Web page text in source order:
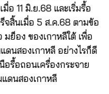
อ 11 มิ.ย.68 และเริ่มรื้อ
จสิ้นเมื่อ 5 ส.ค.68 ตามข้อ
ย็อง ของเกาหลีใต้ เพื่อ
ดนสองเกาหลี อย่างไรก็ดี
อรื้อถอนเครื่องกระจาย
ดนสองเกาหลี